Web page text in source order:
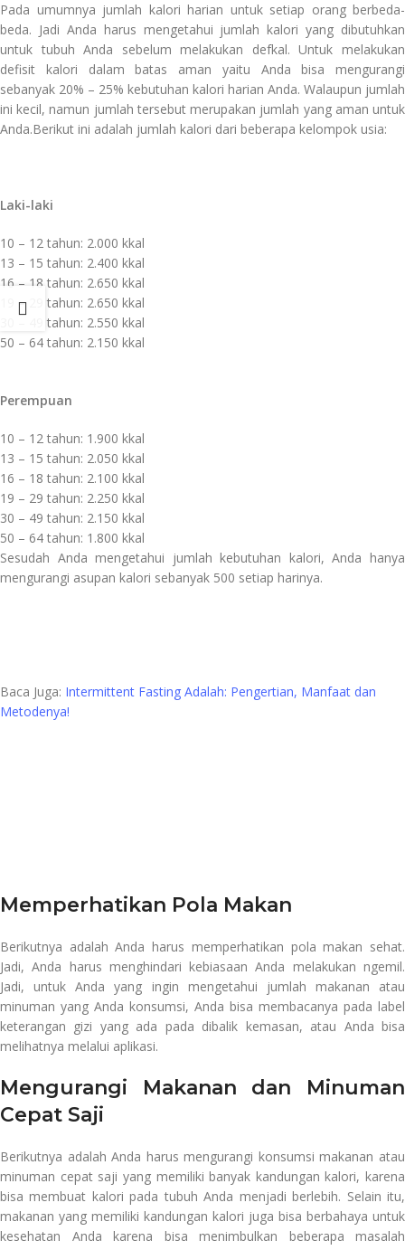
Pada umumnya jumlah kalori harian untuk setiap orang berbeda-
beda. Jadi Anda harus mengetahui jumlah kalori yang dibutuhkan
untuk tubuh Anda sebelum melakukan defkal. Untuk melakukan
defisit kalori dalam batas aman yaitu Anda bisa mengurangi
sebanyak 20% – 25% kebutuhan kalori harian Anda. Walaupun jumlah
ini kecil, namun jumlah tersebut merupakan jumlah yang aman untuk
Anda.Berikut ini adalah jumlah kalori dari beberapa kelompok usia:
Laki-laki
10 – 12 tahun: 2.000 kkal
13 – 15 tahun: 2.400 kkal
16 – 18 tahun: 2.650 kkal
19 – 29 tahun: 2.650 kkal
30 – 49 tahun: 2.550 kkal
50 – 64 tahun: 2.150 kkal
Perempuan
10 – 12 tahun: 1.900 kkal
13 – 15 tahun: 2.050 kkal
16 – 18 tahun: 2.100 kkal
19 – 29 tahun: 2.250 kkal
30 – 49 tahun: 2.150 kkal
50 – 64 tahun: 1.800 kkal
Sesudah Anda mengetahui jumlah kebutuhan kalori, Anda hanya
mengurangi asupan kalori sebanyak 500 setiap harinya.
Baca Juga: Intermittent Fasting Adalah: Pengertian, Manfaat dan
Metodenya!
Memperhatikan Pola Makan
Berikutnya adalah Anda harus memperhatikan pola makan sehat.
Jadi, Anda harus menghindari kebiasaan Anda melakukan ngemil.
Jadi, untuk Anda yang ingin mengetahui jumlah makanan atau
minuman yang Anda konsumsi, Anda bisa membacanya pada label
keterangan gizi yang ada pada dibalik kemasan, atau Anda bisa
melihatnya melalui aplikasi.
Mengurangi Makanan dan Minuman
Cepat Saji
Berikutnya adalah Anda harus mengurangi konsumsi makanan atau
minuman cepat saji yang memiliki banyak kandungan kalori, karena
bisa membuat kalori pada tubuh Anda menjadi berlebih. Selain itu,
makanan yang memiliki kandungan kalori juga bisa berbahaya untuk
kesehatan Anda karena bisa menimbulkan beberapa masalah